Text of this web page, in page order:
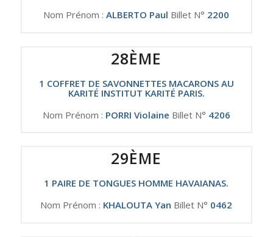
Nom Prénom :ALBERTO Paul Billet N° 2200
28ÈME
1 COFFRET DE SAVONNETTES MACARONS AU
KARITÉ INSTITUT KARITÉ PARIS.
Nom Prénom : PORRI Violaine Billet N° 4206
29ÈME
1 PAIRE DE TONGUES HOMME HAVAIANAS.
Nom Prénom : KHALOUTA Yan Billet N° 0462